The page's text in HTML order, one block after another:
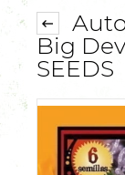
Big
SEEDS